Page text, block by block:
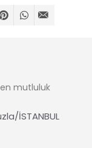
mutluluk
İSTANBUL